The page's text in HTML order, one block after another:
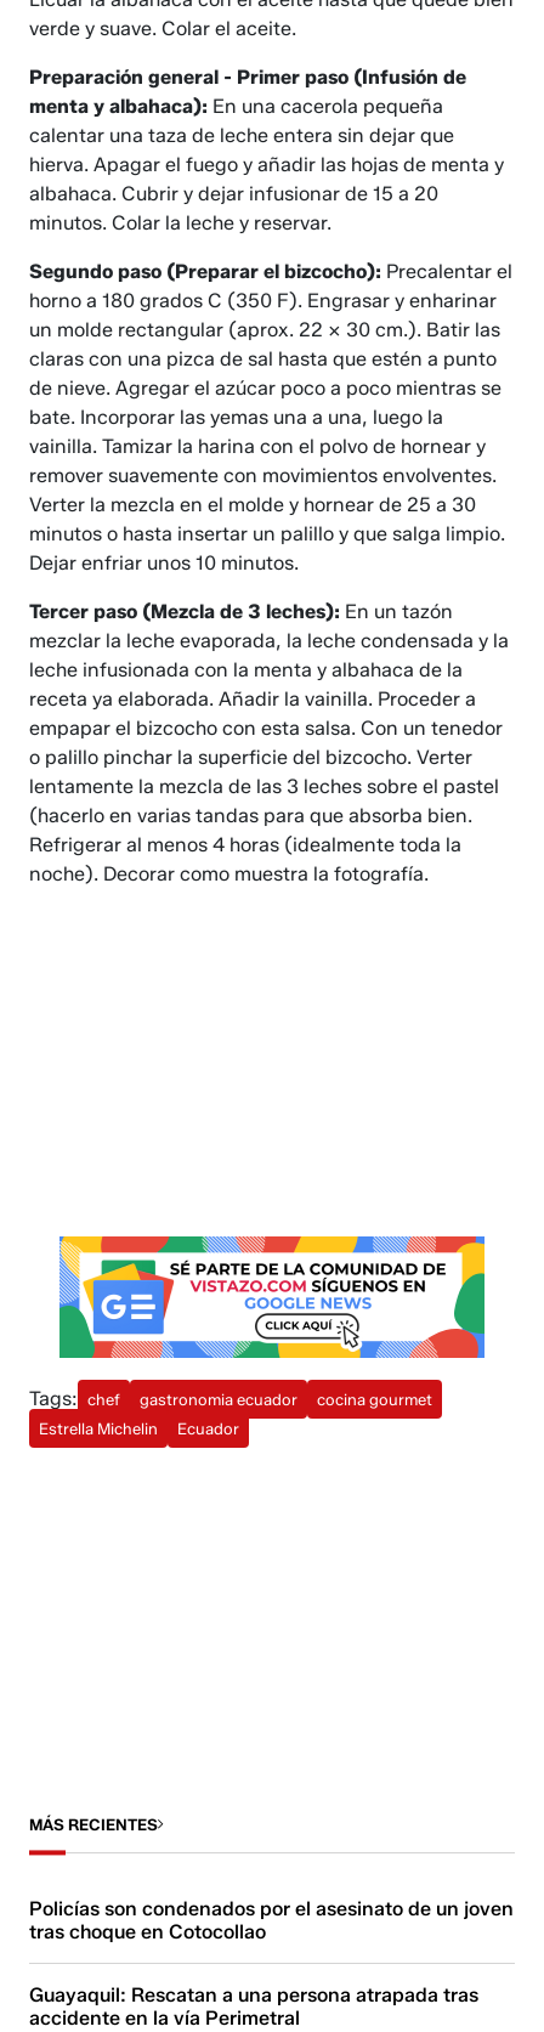
verde y suave. Colar el aceite.
Preparación general - Primer paso (Infusión de
menta y albahaca): En una cacerola pequeña
calentar una taza de leche entera sin dejar que
hierva. Apagar el fuego y añadir las hojas de menta y
albahaca. Cubrir y dejar infusionar de 15 a 20
minutos. Colar la leche y reservar.
Segundo paso (Preparar el bizcocho): Precalentar el
horno a 180 grados C (350 F). Engrasar y enharinar
un molde rectangular (aprox. 22 x 30 cm.). Batir las
claras con una pizca de sal hasta que estén a punto
de nieve. Agregar el azúcar poco a poco mientras se
bate. Incorporar las yemas una a una, luego la
vainilla. Tamizar la harina con el polvo de hornear y
remover suavemente con movimientos envolventes.
Verter la mezcla en el molde y hornear de 25 a 30
minutos o hasta insertar un palillo y que salga limpio.
Dejar enfriar unos 10 minutos.
Tercer paso (Mezcla de 3 leches): En un tazón
mezclar la leche evaporada, la leche condensada y la
leche infusionada con la menta y albahaca de la
receta ya elaborada. Añadir la vainilla. Proceder a
empapar el bizcocho con esta salsa. Con un tenedor
o palillo pinchar la superficie del bizcocho. Verter
lentamente la mezcla de las 3 leches sobre el pastel
(hacerlo en varias tandas para que absorba bien.
Refrigerar al menos 4 horas (idealmente toda la
noche). Decorar como muestra la fotografía.
Tags: chef gastronomia ecuador
cocina gourmet
Estrella Michelin
Ecuador
MÁS RECIENTES
Policías son condenados por el asesinato de un joven
tras choque en Cotocollao
Guayaquil: Rescatan a una persona atrapada tras
accidente en la vía Perimetral